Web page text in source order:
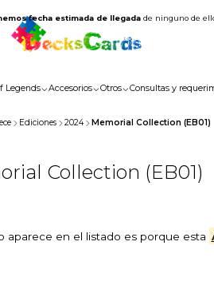
Legends Accesorios Otros Consultas y
fecha estimada de llegadade ninguno de
Ediciones 2024 Memorial Collection (EB01)
Collection (EB01)
aparece en el listado es porque esta